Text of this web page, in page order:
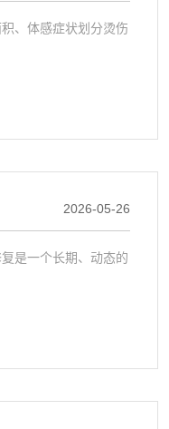
、体感症状划分烫伤
2026-05-26
是一个长期、动态的